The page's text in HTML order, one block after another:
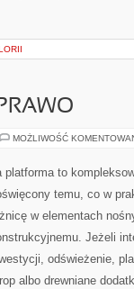
MOŻLIWOŚĆ
platforma to
temu, co w
w elementach
Jeżeli
odświeżenie,
albo drewniane